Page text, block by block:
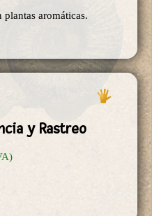
aromáticas.
y Rastreo